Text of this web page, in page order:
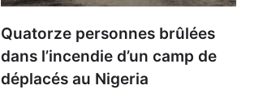
Quatorze personnes brûlées
dans l’incendie d’un camp de
déplacés au Nigeria